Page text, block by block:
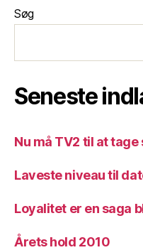
Søg
Seneste
Nu må TV2 til at
Laveste niveau til
Loyalitet er en saga
Årets hold 2010